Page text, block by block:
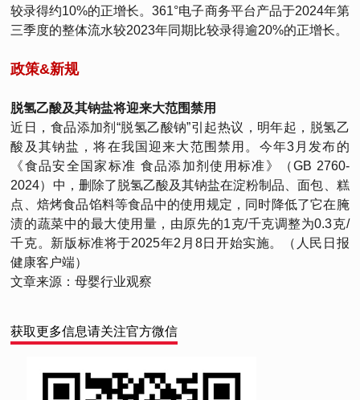
较录得约10%的正增长。361°电子商务平台产品于2024年第
三季度的整体流水较2023年同期比较录得逾20%的正增长。
政策&新规
脱氢乙酸及其钠盐将迎来大范围禁用
近日，食品添加剂“脱氢乙酸钠”引起热议，明年起，脱氢乙
酸及其钠盐，将在我国迎来大范围禁用。今年3月发布的
《食品安全国家标准 食品添加剂使用标准》（GB 2760-
2024）中，删除了脱氢乙酸及其钠盐在淀粉制品、面包、糕
点、焙烤食品馅料等食品中的使用规定，同时降低了它在腌
渍的蔬菜中的最大使用量，由原先的1克/千克调整为0.3克/
千克。新版标准将于2025年2月8日开始实施。（人民日报
健康客户端）
文章来源：母婴行业观察
获取更多信息请关注官方微信